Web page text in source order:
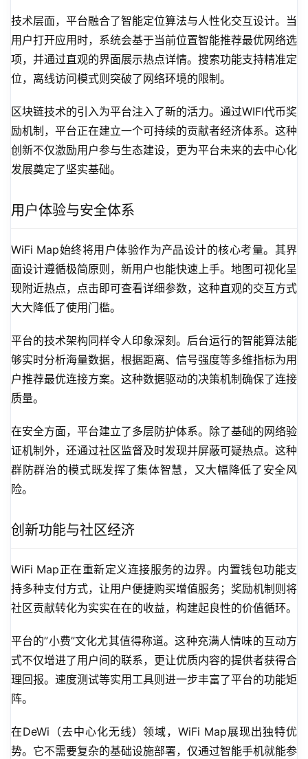
技术层面，平台融合了智能定位算法与人性化交互设计。当
用户打开应用时，系统会基于当前位置智能推荐最优网络选
项，并通过直观的界面展示热点详情。搜索功能支持精准定
位，离线访问模式则突破了网络环境的限制。
区块链技术的引入为平台注入了新的活力。通过WIFI代币奖
励机制，平台正在建立一个可持续的贡献者经济体系。这种
创新不仅激励用户参与生态建设，更为平台未来的去中心化
发展奠定了坚实基础。
用户体验与安全体系
WiFi Map始终将用户体验作为产品设计的核心考量。其界
面设计遵循极简原则，新用户也能快速上手。地图可视化呈
现附近热点，点击即可查看详细参数，这种直观的交互方式
大大降低了使用门槛。
平台的技术架构同样令人印象深刻。后台运行的智能算法能
够实时分析海量数据，根据距离、信号强度等多维指标为用
户推荐最优连接方案。这种数据驱动的决策机制确保了连接
质量。
在安全方面，平台建立了多层防护体系。除了基础的网络验
证机制外，还通过社区监督及时发现并屏蔽可疑热点。这种
群防群治的模式既发挥了集体智慧，又大幅降低了安全风
险。
创新功能与社区经济
WiFi Map正在重新定义连接服务的边界。内置钱包功能支
持多种支付方式，让用户便捷购买增值服务；奖励机制则将
社区贡献转化为实实在在的收益，构建起良性的价值循环。
平台的”小费”文化尤其值得称道。这种充满人情味的互动方
式不仅增进了用户间的联系，更让优质内容的提供者获得合
理回报。速度测试等实用工具则进一步丰富了平台的功能矩
阵。
在DeWi（去中心化无线）领域，WiFi Map展现出独特优
势。它不需要复杂的基础设施部署，仅通过智能手机就能参